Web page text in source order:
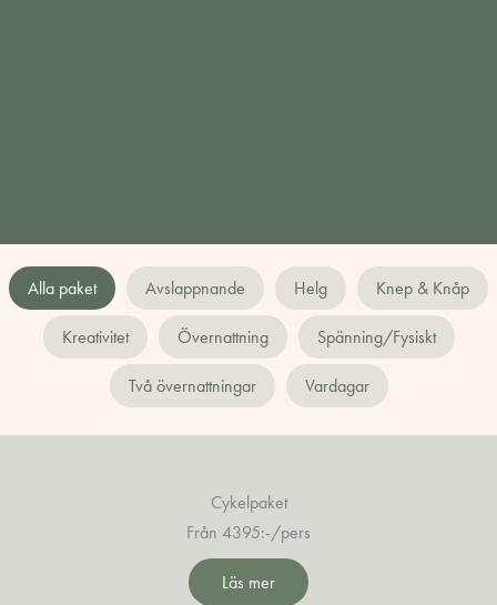
Alla paket Avslappnande Helg Knep & Knåp
Kreativitet Övernattning Spänning/Fysiskt
Två övernattningar Vardagar
Cykelpaket
Från 4395:-/pers
Läs mer